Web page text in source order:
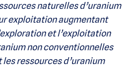
naturelles d’uranium
exploitation augmentant
et l’exploitation
non conventionnelles
ressources d’uranium